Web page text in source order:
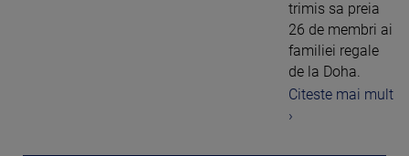
trimis sa preia
26 de membri ai
familiei regale
de la Doha.
Citeste mai mult
›